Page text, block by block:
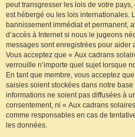
peut transgresser les lois de votre
est hébergé ou les lois internationales.
bannissement immédiat et permanent,
d’accès à Internet si nous le jugeons
messages sont enregistrées pour aider
Vous acceptez que « Aux cadrans
verrouille n’importe quel sujet lorsque
En tant que membre, vous acceptez
saisies soient stockées dans notre
informations ne soient pas diffusées à
consentement, ni « Aux cadrans
comme responsables en cas de
les données.